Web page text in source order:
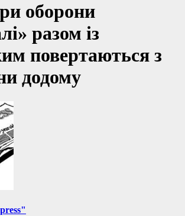
оборони
разом із
повертаються з
додому